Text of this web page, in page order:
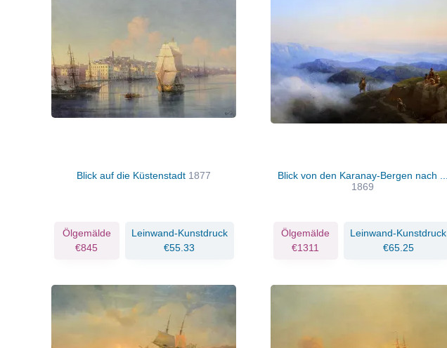
Blick auf die Küstenstadt 1877
Ölgemälde
€845
Leinwand-Kunstdruck
€55.33
Blick von den Karanay-Bergen nach ...
1869
Ölgemälde
€1311
Leinwand-Kunstdruck
€65.25